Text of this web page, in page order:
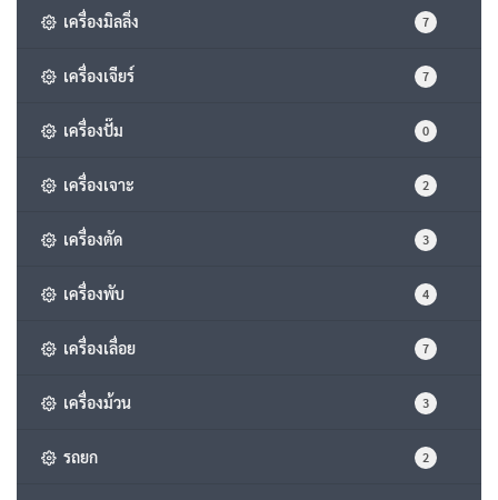
เครื่องมิลลิ่ง 7
เครื่องเจียร์ 7
เครื่องปั๊ม 0
เครื่องเจาะ 2
เครื่องตัด 3
เครื่องพับ 4
เครื่องเลื่อย 7
เครื่องม้วน 3
รถยก 2